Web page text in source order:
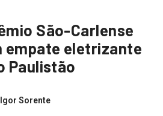
São-Carlense
empate eletrizante
Paulistão
Igor Sorente